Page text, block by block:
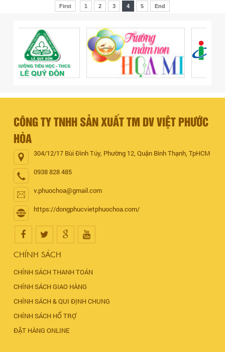
First 1 2 3 4 5 End
CÔNG TY TNHH SẢN XUẤT TM DV VIỆT PHƯỚC
HÒA
304/12/17 Bùi Đình Túy, Phường 12, Quận Bình Thạnh, TpHCM
0938 828 485
v.phuochoa@gmail.com
https://dongphucvietphuochoa.com/
CHÍNH SÁCH
CHÍNH SÁCH THANH TOÁN
CHÍNH SÁCH GIAO HÀNG
CHÍNH SÁCH & QUI ĐỊNH CHUNG
CHÍNH SÁCH HỔ TRỢ
ĐẶT HÀNG ONLINE